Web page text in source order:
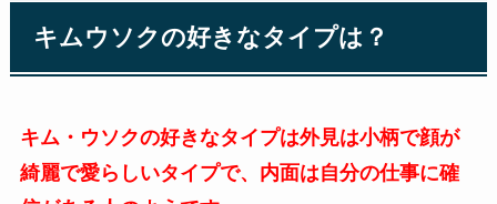
キムウソクの好きなタイプは？
キム・ウソクの好きなタイプは外見は小柄で顔が
綺麗で愛らしいタイプで、内面は自分の仕事に確